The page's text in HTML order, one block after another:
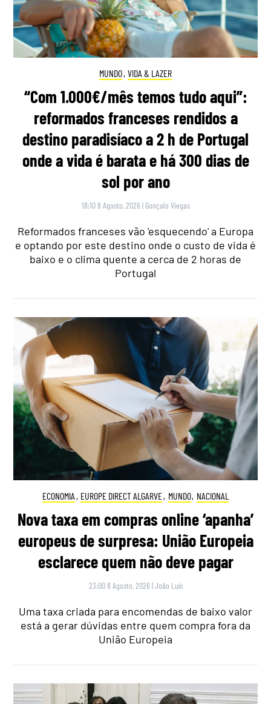
MUNDO, VIDA & LAZER
“Com 1.000€/mês temos tudo aqui”:
reformados franceses rendidos a
destino paradisíaco a 2 h de Portugal
onde a vida é barata e há 300 dias de
sol por ano
18:10 8 Agosto, 2026 | Gonçalo Viegas
Reformados franceses vão 'esquecendo' a Europa
e optando por este destino onde o custo de vida é
baixo e o clima quente a cerca de 2 horas de
Portugal
ECONOMIA , EUROPE DIRECT ALGARVE, MUNDO, NACIONAL
Nova taxa em compras online ‘apanha’
europeus de surpresa: União Europeia
esclarece quem não deve pagar
23:00 8 Agosto, 2026 |João Luís
Uma taxa criada para encomendas de baixo valor
está a gerar dúvidas entre quem compra fora da
União Europeia